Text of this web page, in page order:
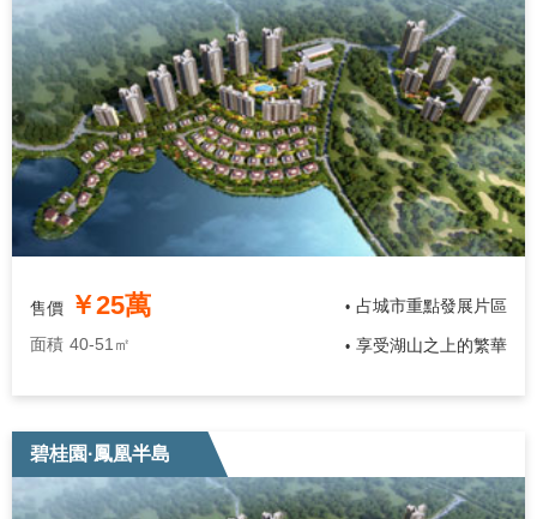
寓）
售價 ￥25萬
面積 40-51㎡
• 占城市重點發展片區
• 享受湖山之上的繁華
碧桂園·鳳凰半島